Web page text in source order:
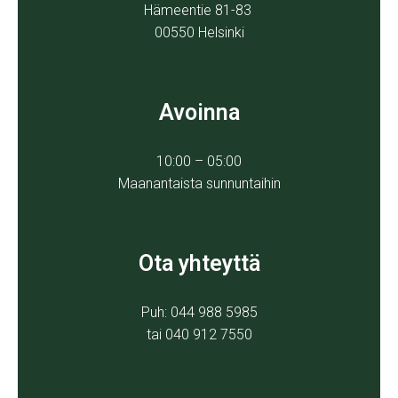
Hämeentie 81-83
00550 Helsinki
Avoinna
10:00 – 05:00
Maanantaista sunnuntaihin
Ota yhteyttä
Puh: 044 988 5985
tai 040 912 7550